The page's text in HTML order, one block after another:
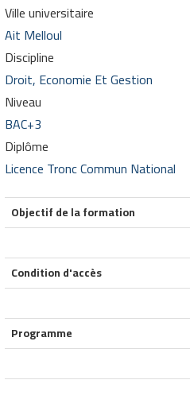
Ville universitaire
Ait Melloul
Discipline
Droit, Economie Et Gestion
Niveau
BAC+3
Diplôme
Licence Tronc Commun National
Objectif de la formation
Condition d'accès
Programme